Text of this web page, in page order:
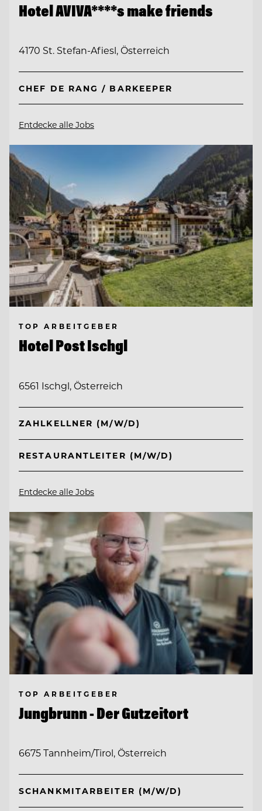
Hotel AVIVA****s make friends
4170 St. Stefan-Afiesl, Österreich
CHEF DE RANG / BARKEEPER
Entdecke alle Jobs
TOP ARBEITGEBER
Hotel Post Ischgl
6561 Ischgl, Österreich
ZAHLKELLNER (M/W/D)
RESTAURANTLEITER (M/W/D)
Entdecke alle Jobs
TOP ARBEITGEBER
Jungbrunn - Der Gutzeitort
6675 Tannheim/Tirol, Österreich
SCHANKMITARBEITER (M/W/D)